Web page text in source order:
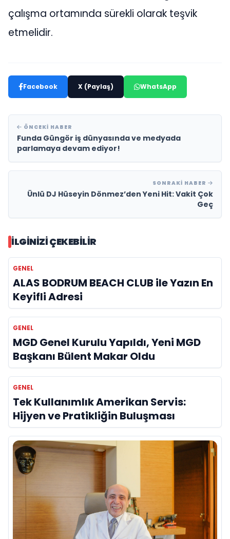
çalışma ortamında sürekli olarak teşvik
etmelidir.
Facebook X (Paylaş) WhatsApp
ÖNCEKI HABER
Funda Güngör iş dünyasında ve medyada
parlamaya devam ediyor!
SONRAKI HABER
Ünlü DJ Hüseyin Dönmez’den Yeni Hit: Vakit Çok
Geç
İLGINIZI ÇEKEBILIR
GENEL
ALAS BODRUM BEACH CLUB ile Yazın En
Keyifli Adresi
GENEL
MGD Genel Kurulu Yapıldı, Yeni MGD
Başkanı Bülent Makar Oldu
GENEL
Tek Kullanımlık Amerikan Servis:
Hijyen ve Pratikliğin Buluşması